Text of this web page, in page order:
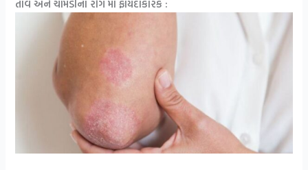
તાવ અને ચામડીના રોગ માં ફાયદાકારક :